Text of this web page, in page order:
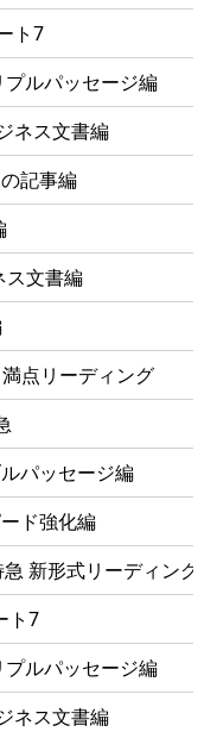
ト7
プルパッセージ編
ネス文書編
記事編
ス文書編
点リーディング
パッセージ編
ド強化編
新形式リーディング
ト7
プルパッセージ編
ネス文書編